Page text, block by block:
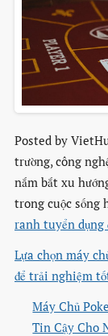
Posted by
trường, công
nắm bắt xu
trong cuộc sống
ranh tuyển dụng
Lựa chọn máy
để trải nghiệm
Máy Chủ
Tin Cậy Cho